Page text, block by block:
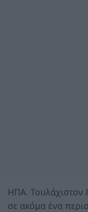
ΗΠΑ. Τουλάχιστον
σε ακόμα ένα